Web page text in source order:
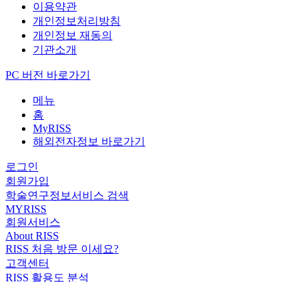
이용약관
개인정보처리방침
개인정보 재동의
기관소개
PC 버전 바로가기
메뉴
홈
MyRISS
해외전자정보 바로가기
로그인
회원가입
학술연구정보서비스 검색
MYRISS
회원서비스
About RISS
RISS 처음 방문 이세요?
고객센터
RISS 활용도 분석